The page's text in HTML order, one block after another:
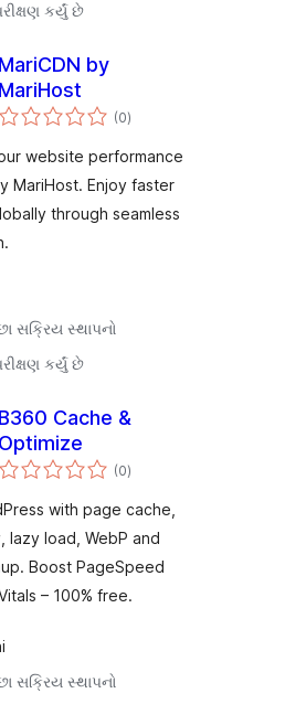
કર્યું છે
MariCDN by
MariHost
(0કુલ
રેટિંગ્સ
)
website performance
MariHost. Enjoy faster
through seamless
સક્રિય સ્થાપનો
કર્યું છે
B360 Cache &
Optimize
(0કુલ
રેટિંગ્સ
)
with page cache,
lazy load, WebP and
Boost PageSpeed
– 100% free.
સક્રિય સ્થાપનો